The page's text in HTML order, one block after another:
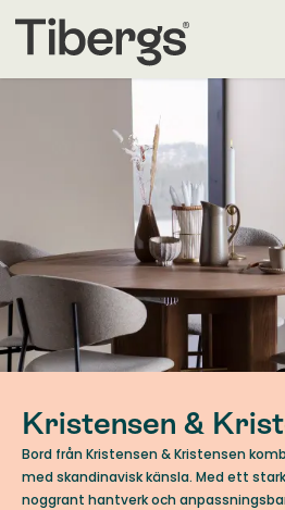
Kristensen &
Bord från Kristensen & Kristensen
med skandinavisk känsla. Med ett
noggrant hantverk och